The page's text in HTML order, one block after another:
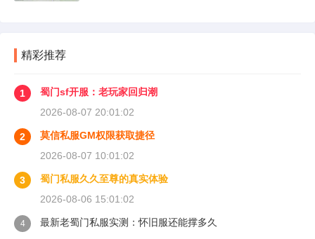
精彩推荐
1
蜀门sf开服：老玩家回归潮
2026-08-07 20:01:02
2
莫信私服GM权限获取捷径
2026-08-07 10:01:02
3
蜀门私服久久至尊的真实体验
2026-08-06 15:01:02
4
最新老蜀门私服实测：怀旧服还能撑多久